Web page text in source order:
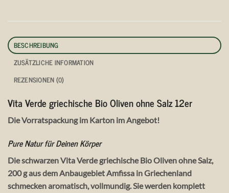
BESCHREIBUNG
ZUSÄTZLICHE INFORMATION
REZENSIONEN (0)
Vita Verde griechische Bio Oliven ohne Salz 12er
Die Vorratspackung im Karton im Angebot!
Pure Natur für Deinen Körper
Die schwarzen Vita Verde griechische Bio Oliven ohne Salz,
200 g aus dem Anbaugebiet Amfissa in Griechenland
schmecken aromatisch, vollmundig. Sie werden komplett